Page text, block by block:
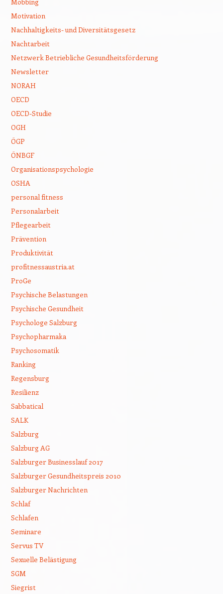
Motivation
Nachhaltigkeits- und Diversitätsgesetz
Nachtarbeit
Netzwerk Betriebliche Gesundheitsförderung
Newsletter
NORAH
OECD
OECD-Studie
OGH
ÖGP
ÖNBGF
Organisationspsychologie
OSHA
personal fitness
Personalarbeit
Pflegearbeit
Prävention
Produktivität
profitnessaustria.at
ProGe
Psychische Belastungen
Psychische Gesundheit
Psychologe Salzburg
Psychopharmaka
Psychosomatik
Ranking
Regensburg
Resilienz
Sabbatical
SALK
Salzburg
Salzburg AG
Salzburger Businesslauf 2017
Salzburger Gesundheitspreis 2010
Salzburger Nachrichten
Schlaf
Schlafen
Seminare
Servus TV
Sexuelle Belästigung
SGM
Siegrist